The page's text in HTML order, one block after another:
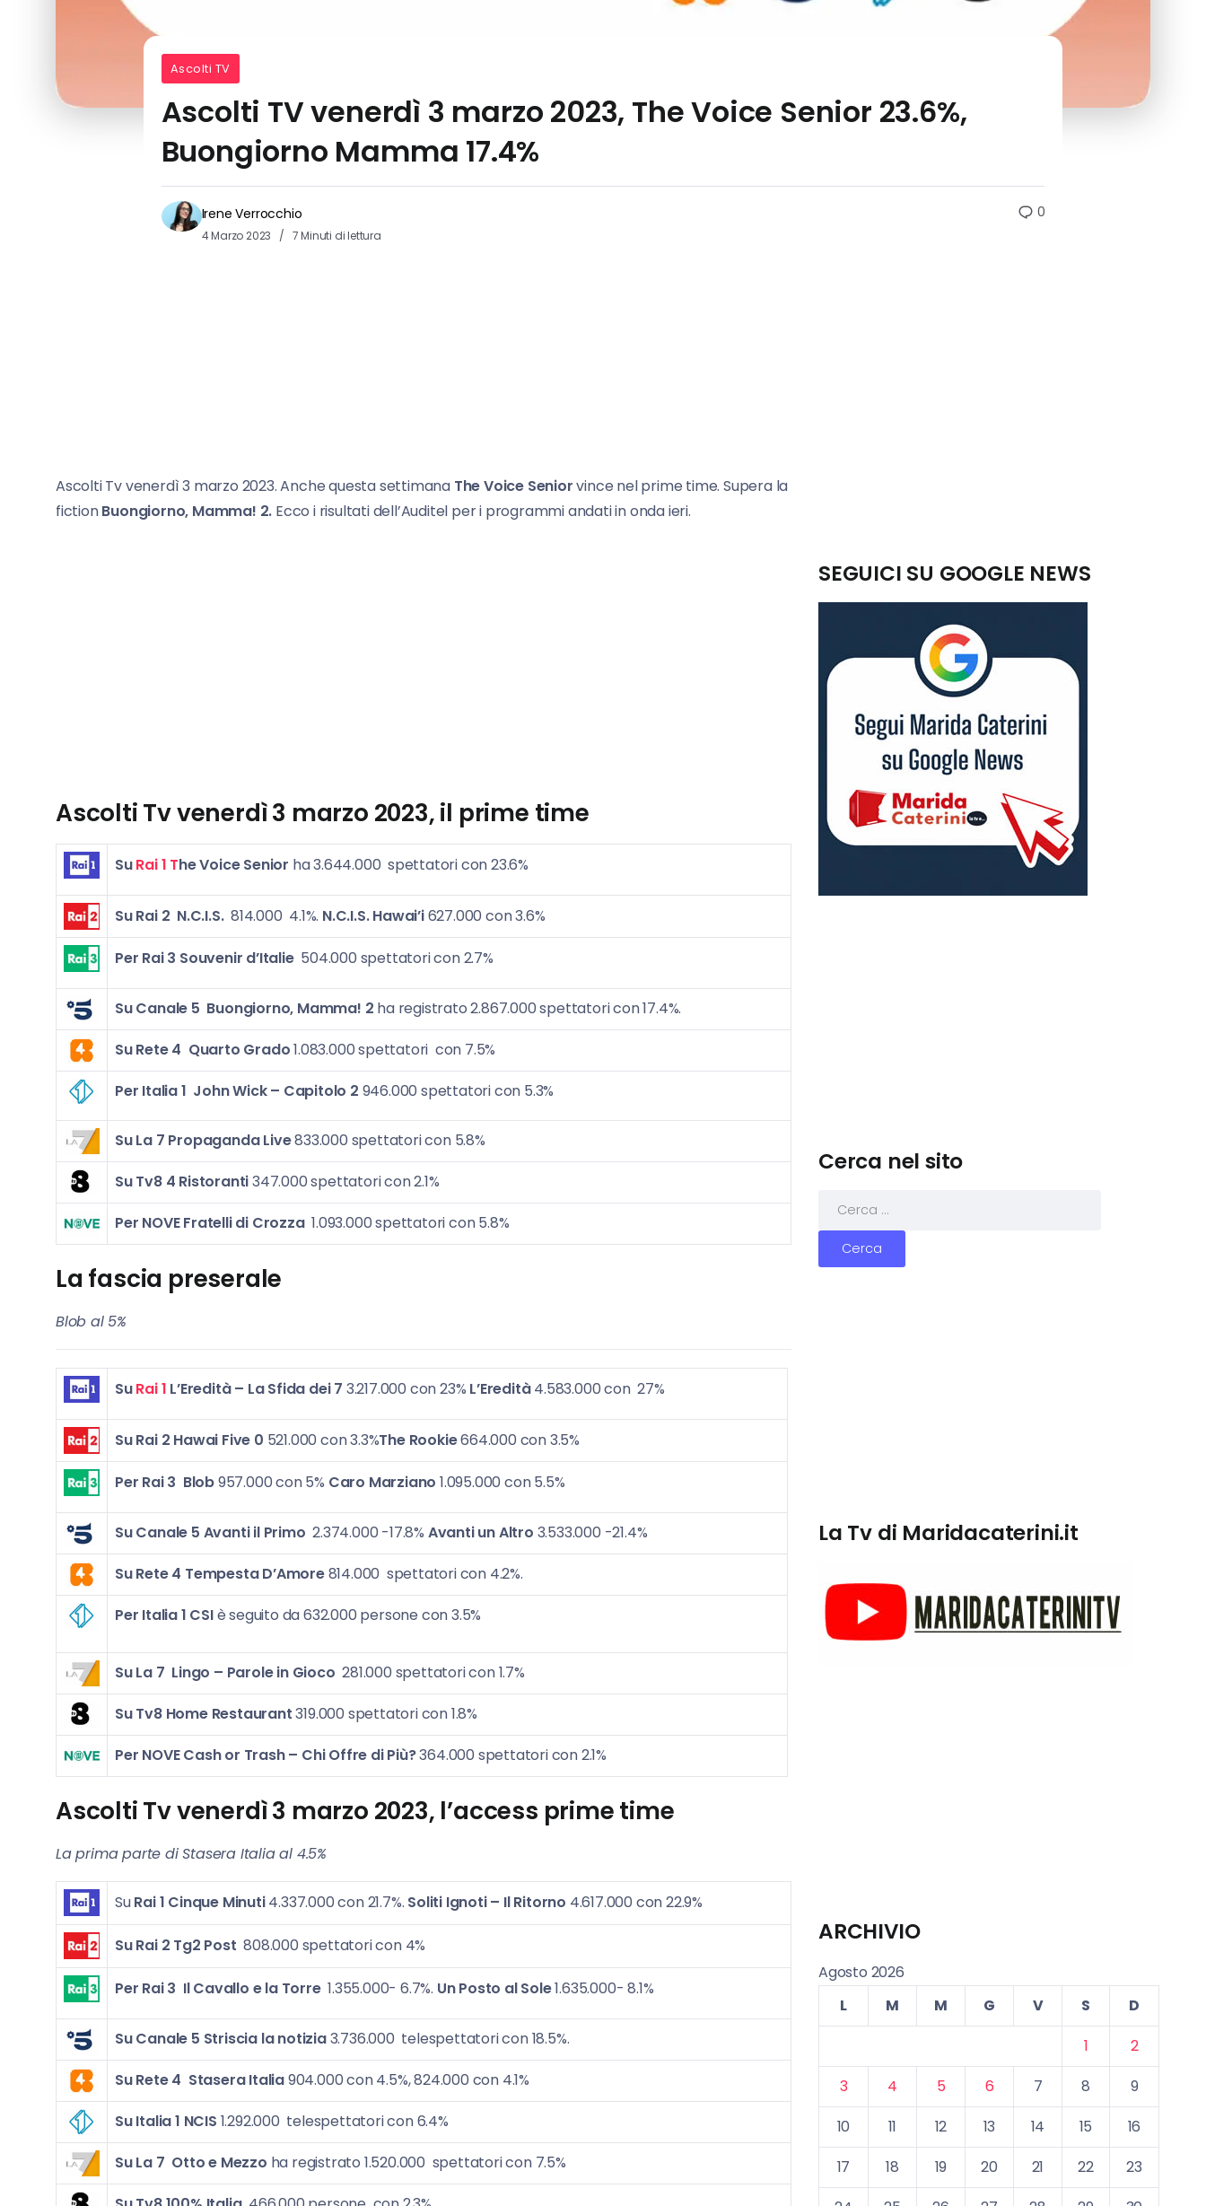
Ascolti TV
Ascolti TV venerdì 3 marzo 2023, The Voice Senior 23.6%,
Buongiorno Mamma 17.4%
Irene Verrocchio
4 Marzo 2023 7 Minuti di lettura
0
Ascolti Tv venerdì 3 marzo 2023. Anche questa settimana The Voice Seniorvince nel prime time. Supera la
fictionBuongiorno, Mamma! 2. Ecco i risultati dell’Auditel per i programmi andati in onda ieri.
Ascolti Tv venerdì 3 marzo 2023,il prime time
SuRai 1 The Voice Senior ha 3.644.000 spettatori con 23.6%
Su Rai 2 N.C.I.S.814.000 4.1%. N.C.I.S. Hawai’i627.000 con 3.6%
Per Rai 3 Souvenir d’Italie504.000 spettatori con 2.7%
Su Canale 5 Buongiorno, Mamma! 2 ha registrato 2.867.000 spettatori con 17.4%.
Su Rete 4 Quarto Grado1.083.000 spettatori con 7.5%
Per Italia 1 John Wick – Capitolo 2 946.000 spettatori con 5.3%
Su La 7 Propaganda Live833.000 spettatori con 5.8%
Su Tv8 4 Ristoranti347.000 spettatori con 2.1%
Per NOVEFratelli di Crozza1.093.000 spettatori con 5.8%
La fascia preserale
Blob al 5%
SuRai 1 L’Eredità – La Sfida dei 7 3.217.000 con 23% L’Eredità4.583.000 con 27%
Su Rai 2 Hawai Five 0 521.000 con 3.3%The Rookie664.000 con 3.5%
Per Rai 3 Blob957.000 con 5% Caro Marziano 1.095.000 con 5.5%
Su Canale 5 Avanti il Primo 2.374.000 -17.8% Avanti un Altro 3.533.000 -21.4%
Su Rete 4 Tempesta D’Amore814.000 spettatori con 4.2%.
Per Italia 1 CSIè seguito da 632.000 persone con 3.5%
Su La 7 Lingo – Parole in Gioco 281.000 spettatori con 1.7%
Su Tv8 Home Restaurant319.000 spettatori con 1.8%
Per NOVECash or Trash – Chi Offre di Più?364.000 spettatori con 2.1%
Ascolti Tv venerdì3 marzo 2023, l’access prime time
La prima parte di Stasera Italia al 4.5%
SuRai 1 Cinque Minuti4.337.000 con 21.7%. Soliti Ignoti – Il Ritorno 4.617.000 con 22.9%
Su Rai 2 Tg2 Post 808.000 spettatori con 4%
Per Rai 3 Il Cavallo e la Torre 1.355.000- 6.7%. Un Posto al Sole1.635.000- 8.1%
Su Canale 5 Striscia la notizia3.736.000 telespettatori con 18.5%.
Su Rete 4 Stasera Italia904.000 con 4.5%, 824.000 con 4.1%
Su Italia 1 NCIS 1.292.000 telespettatori con 6.4%
Su La 7 Otto e Mezzo ha registrato 1.520.000 spettatori con 7.5%
SEGUICI SU GOOGLE NEWS
Cerca nel sito
La Tv di Maridacaterini.it
ARCHIVIO
Agosto 2026
L
M M G V S
D
1
2
3
4 5 6 7 8
9
10
11 12 13 14 15
16
17
18 19 20 21 22
23